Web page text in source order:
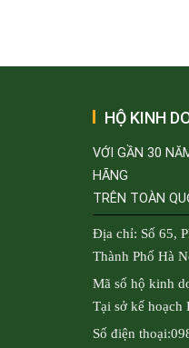
HỘ KINH
VỚI GẦN 30
HÃNG
TRÊN TOÀN
Địa chỉ: Số 65,
Thành Phố Hà
Mã số hộ kinh
Tại sở kế hoạch
Số điện